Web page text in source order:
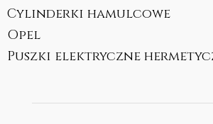
Cylinderki hamulcowe
Opel
Puszki elektryczne